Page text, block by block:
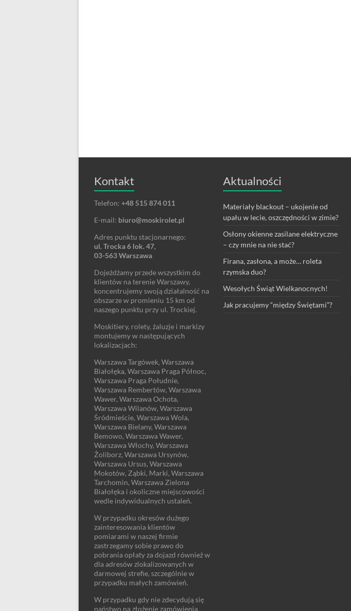
Kontakt
Telefon: +48 515 874 011
E-mail: biuro@moskirolet.pl
Adres punktu stacjonarnego:
ul. Trocka 6 lok. 47,
03-563 Warszawa
Dojeżdżamy przede wszystkim do
klientów na terenie Warszawy,
koncentrujemy swoją działalność na
obszarze w promieniu 15 km od
naszego punktu przy ul. Trockiej.
Moskitiery, rolety, żaluzje i markizy
montujemy w następujących
lokalizacjach:
Warszawa Targówek, Warszawa
Białołęka, Warszawa Praga Północ,
Warszawa Praga Południe,
Warszawa Rembertów, Warszawa
Wawer, Warszawa Ochota,
Warszawa Wilanów, Warszawa
Śródmieście, Warszawa Wola,
Warszawa Bielany, Warszawa
Bemowo, Warszawa Wawer,
Warszawa Włochy, Warszawa
Żoliborz, Warszawa Ursynów,
Warszawa Ursus, Warszawa
Mokotów, Ząbki, Marki, Warszawa
Tarchomin, Warszawa Zielona
Białołęka i okoliczne miejscowości
wedle indywidualnych ustaleń.
W przypadku okresów dużego
zainteresowania klientów
pomiarami w naszej firmie
zastrzegamy sobie prawo do
pobrania opłaty za dojazd również w
dla adresów zlokalizowanych w
darmowej strefie, szczególnie w
przypadku małych zamówień.
W przypadku gdy nie zdecydują się
państwo na złożenie zamówienia
Aktualności
Materiały blackout – ukojenie od
upału w lecie, oszczędności w zimie?
Osłony okienne zasilane elektryczne
– czy mnie na nie stać?
Firana, zasłona, a może… roleta
rzymska duo?
Wesołych Świąt Wielkanocnych!
Jak pracujemy “między Świętami”?